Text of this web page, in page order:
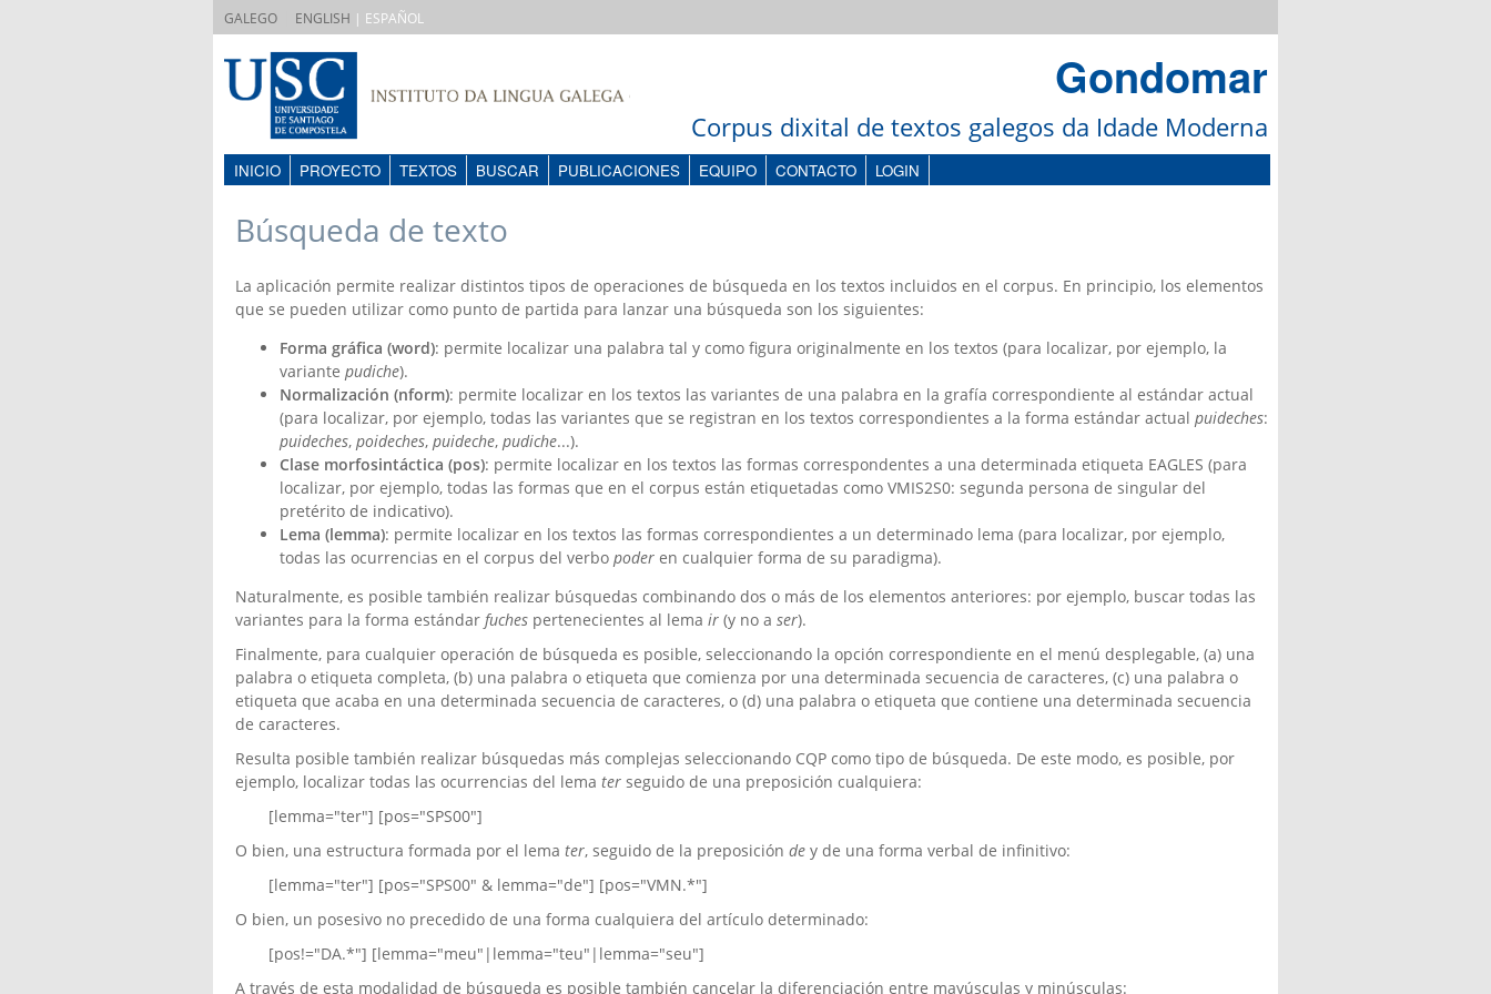
GALEGO ENGLISH | ESPAÑOL
Gondomar
Corpus dixital de textos galegos da Idade Moderna
INICIO PROYECTO TEXTOS BUSCAR PUBLICACIONES EQUIPO CONTACTO LOGIN
Búsqueda de texto
La aplicación permite realizar distintos tipos de operaciones de búsqueda en los textos incluidos en el corpus. En principio, los elementos
que se pueden utilizar como punto de partida para lanzar una búsqueda son los siguientes:
Forma gráfica (word): permite localizar una palabra tal y como figura originalmente en los textos (para localizar, por ejemplo, la
variante pudiche).
Normalización (nform): permite localizar en los textos las variantes de una palabra en la grafía correspondiente al estándar actual
(para localizar, por ejemplo, todas las variantes que se registran en los textos correspondientes a la forma estándar actual puideches:
puideches, poideches, puideche, pudiche...).
Clase morfosintáctica (pos): permite localizar en los textos las formas correspondentes a una determinada etiqueta EAGLES (para
localizar, por ejemplo, todas las formas que en el corpus están etiquetadas como VMIS2S0: segunda persona de singular del
pretérito de indicativo).
Lema (lemma): permite localizar en los textos las formas correspondientes a un determinado lema (para localizar, por ejemplo,
todas las ocurrencias en el corpus del verbo poder en cualquier forma de su paradigma).
Naturalmente, es posible también realizar búsquedas combinando dos o más de los elementos anteriores: por ejemplo, buscar todas las
variantes para la forma estándar fuches pertenecientes al lema ir (y no a ser).
Finalmente, para cualquier operación de búsqueda es posible, seleccionando la opción correspondiente en el menú desplegable, (a) una
palabra o etiqueta completa, (b) una palabra o etiqueta que comienza por una determinada secuencia de caracteres, (c) una palabra o
etiqueta que acaba en una determinada secuencia de caracteres, o (d) una palabra o etiqueta que contiene una determinada secuencia
de caracteres.
Resulta posible también realizar búsquedas más complejas seleccionando CQP como tipo de búsqueda. De este modo, es posible, por
ejemplo, localizar todas las ocurrencias del lema ter seguido de una preposición cualquiera:
[lemma="ter"] [pos="SPS00"]
O bien, una estructura formada por el lema ter, seguido de la preposición de y de una forma verbal de infinitivo:
[lemma="ter"] [pos="SPS00" & lemma="de"] [pos="VMN.*"]
O bien, un posesivo no precedido de una forma cualquiera del artículo determinado:
[pos!="DA.*"] [lemma="meu"|lemma="teu"|lemma="seu"]
A través de esta modalidad de búsqueda es posible también cancelar la diferenciación entre mayúsculas y minúsculas: